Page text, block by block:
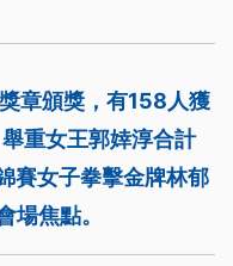
章頒獎，有158人獲
重女王郭婞淳合計
賽女子拳擊金牌林郁
焦點。